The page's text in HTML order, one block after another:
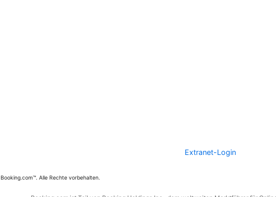
Extranet-Login
Alle Rechte vorbehalten.